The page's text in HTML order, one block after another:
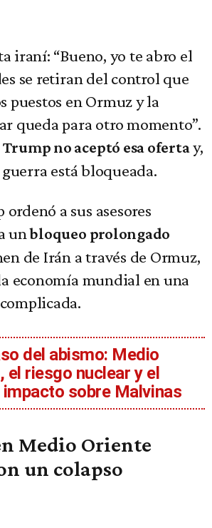
iraní: “Bueno, yo te abro el
se retiran del control que
puestos en Ormuz y la
queda para otro momento”.
Trump no aceptó esa ofertay,
está bloqueada.
a sus asesores
unbloqueo prolongado
de Irán a través de Ormuz,
economía mundial en una
del abismo: Medio
el riesgo nuclear y el
sobre Malvinas
Medio Oriente
un colapso